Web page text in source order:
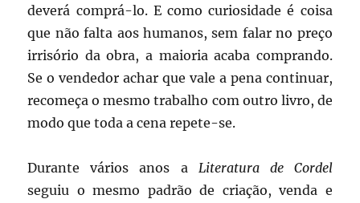
deverá comprá-lo. E como curiosidade é coisa
que não falta aos humanos, sem falar no preço
irrisório da obra, a maioria acaba comprando.
Se o vendedor achar que vale a pena continuar,
recomeça o mesmo trabalho com outro livro, de
modo que toda a cena repete-se.
Durante vários anos a Literatura de Cordel
seguiu o mesmo padrão de criação, venda e